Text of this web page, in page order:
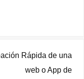
Rápida de una
web o App de